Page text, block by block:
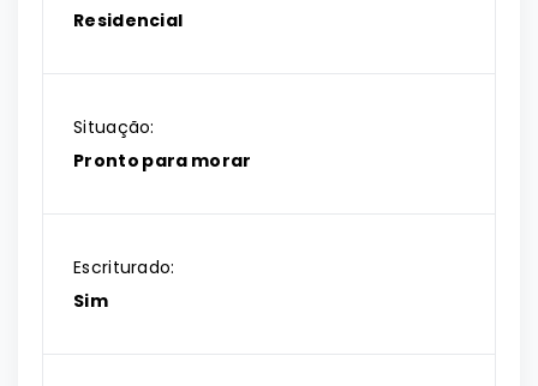
Residencial
Situação:
Pronto para morar
Escriturado:
Sim